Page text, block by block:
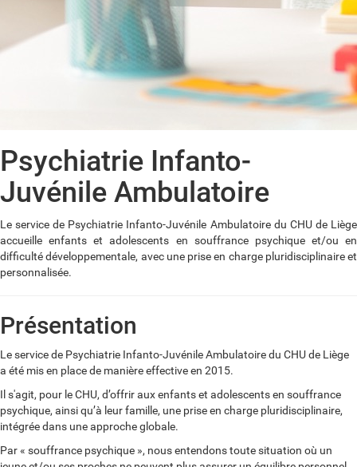
Psychiatrie Infanto-
Juvénile Ambulatoire
Le service de Psychiatrie Infanto-Juvénile Ambulatoire du CHU de Liège
accueille enfants et adolescents en souffrance psychique et/ou en
difficulté développementale, avec une prise en charge pluridisciplinaire et
personnalisée.
Présentation
Le service de Psychiatrie Infanto-Juvénile Ambulatoire du CHU de Liège
a été mis en place de manière effective en 2015.
Il s'agit, pour le CHU, d’offrir aux enfants et adolescents en souffrance
psychique, ainsi qu’à leur famille, une prise en charge pluridisciplinaire,
intégrée dans une approche globale.
Par « souffrance psychique », nous entendons toute situation où un